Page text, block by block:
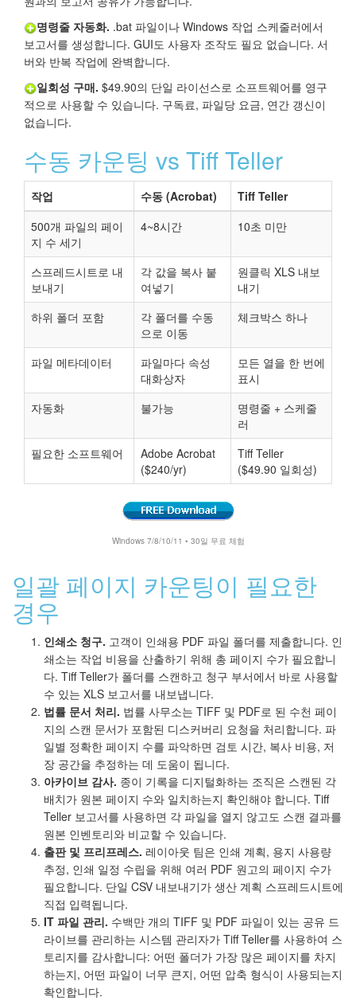
명령줄 자동화. .bat 파일이나 Windows 작업 스케줄러에서
보고서를 생성합니다. GUI도 사용자 조작도 필요 없습니다. 서
버와 반복 작업에 완벽합니다.
일회성 구매. $49.90의 단일 라이선스로 소프트웨어를 영구
적으로 사용할 수 있습니다. 구독료, 파일당 요금, 연간 갱신이
없습니다.
수동 카운팅 vs Tiff Teller
작업 수동 (Acrobat)
Tiff Teller
500개 파일의 페이
지 수 세기
4~8시간 10초 미만
스프레드시트로 내
보내기
각 값을 복사 붙
여넣기
원클릭 XLS 내보
내기
하위 폴더 포함
각 폴더를 수동
으로 이동
체크박스 하나
파일 메타데이터
파일마다 속성
대화상자
모든 열을 한 번에
표시
자동화
불가능
명령줄 + 스케줄
러
필요한 소프트웨어
Adobe Acrobat
($240/yr)
Tiff Teller
($49.90 일회성)
Windows 7/8/10/11 • 30일 무료 체험
일괄 페이지 카운팅이 필요한
경우
인쇄소 청구. 고객이 인쇄용 PDF 파일 폴더를 제출합니다. 인
쇄소는 작업 비용을 산출하기 위해 총 페이지 수가 필요합니
다. Tiff Teller가 폴더를 스캔하고 청구 부서에서 바로 사용할
수 있는 XLS 보고서를 내보냅니다.
법률 문서 처리. 법률 사무소는 TIFF 및 PDF로 된 수천 페이
지의 스캔 문서가 포함된 디스커버리 요청을 처리합니다. 파
일별 정확한 페이지 수를 파악하면 검토 시간, 복사 비용, 저
장 공간을 추정하는 데 도움이 됩니다.
아카이브 감사. 종이 기록을 디지털화하는 조직은 스캔된 각
배치가 원본 페이지 수와 일치하는지 확인해야 합니다. Tiff
Teller 보고서를 사용하면 각 파일을 열지 않고도 스캔 결과를
원본 인벤토리와 비교할 수 있습니다.
출판 및 프리프레스. 레이아웃 팀은 인쇄 계획, 용지 사용량
추정, 인쇄 일정 수립을 위해 여러 PDF 원고의 페이지 수가
필요합니다. 단일 CSV 내보내기가 생산 계획 스프레드시트에
직접 입력됩니다.
IT 파일 관리. 수백만 개의 TIFF 및 PDF 파일이 있는 공유 드
라이브를 관리하는 시스템 관리자가 Tiff Teller를 사용하여 스
토리지를 감사합니다: 어떤 폴더가 가장 많은 페이지를 차지
하는지, 어떤 파일이 너무 큰지, 어떤 압축 형식이 사용되는지
확인합니다.